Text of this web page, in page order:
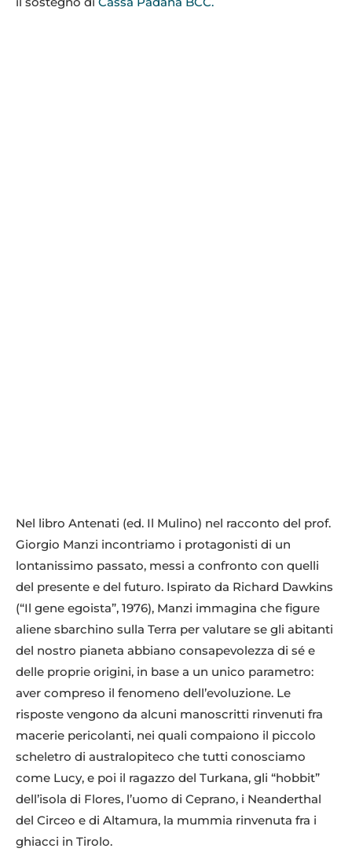
Nel libro Antenati (ed. Il Mulino) nel racconto del prof.
Giorgio Manzi incontriamo i protagonisti di un
lontanissimo passato, messi a confronto con quelli
del presente e del futuro. Ispirato da Richard Dawkins
(“Il gene egoista”, 1976), Manzi immagina che figure
aliene sbarchino sulla Terra per valutare se gli abitanti
del nostro pianeta abbiano consapevolezza di sé e
delle proprie origini, in base a un unico parametro:
aver compreso il fenomeno dell’evoluzione. Le
risposte vengono da alcuni manoscritti rinvenuti fra
macerie pericolanti, nei quali compaiono il piccolo
scheletro di australopiteco che tutti conosciamo
come Lucy, e poi il ragazzo del Turkana, gli “hobbit”
dell’isola di Flores, l’uomo di Ceprano, i Neanderthal
del Circeo e di Altamura, la mummia rinvenuta fra i
ghiacci in Tirolo.